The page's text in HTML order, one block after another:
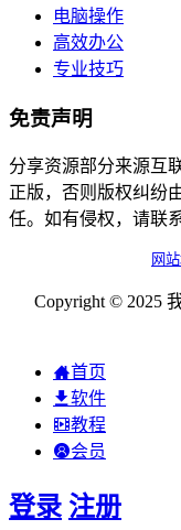
电脑操作
高效办公
专业技巧
免责声明
分享资源部分来源互
正版，否则版权纠纷
任。如有侵权，请联
网
Copyright © 2025
首页
软件
教程
会员
登录 注册